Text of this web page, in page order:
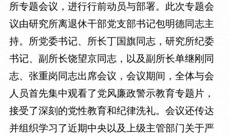
所专题会议，进行行前动员与部署。此次专题会
议由研究所离退休干部党支部书记包明德同志主
持。所党委书记、所长丁国旗同志，研究所纪委
书记、副所长饶望京同志，以及副所长单继刚同
志、张重岗同志出席会议，会议期间，全体与会
人员首先集中观看了党风廉政警示教育专题片，
接受了深刻的党性教育和纪律洗礼。会议还传达
并组织学习了近期中央以及上级主管部门关于严